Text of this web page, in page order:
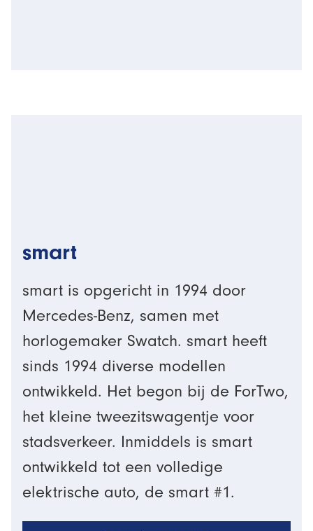
smart
smart is opgericht in 1994 door
Mercedes-Benz, samen met
horlogemaker Swatch. smart heeft
sinds 1994 diverse modellen
ontwikkeld. Het begon bij de ForTwo,
het kleine tweezitswagentje voor
stadsverkeer. Inmiddels is smart
ontwikkeld tot een volledige
elektrische auto, de smart #1.